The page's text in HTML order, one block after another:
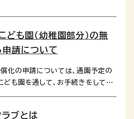
ども園（幼稚園部分）の無
請について
化の申請については、通園予定の
ども園を通して、お手続きをしてい
ブとは